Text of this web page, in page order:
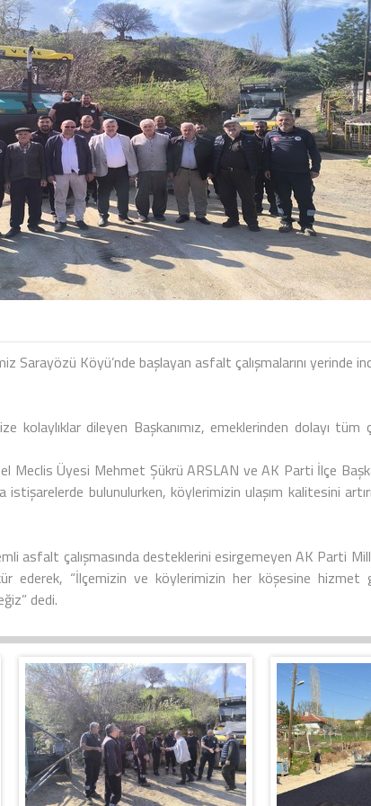
Sarayözü Köyü’nde başlayan asfalt çalışmalarını yerinde
kolaylıklar dileyen Başkanımız, emeklerinden dolayı tüm
Meclis Üyesi Mehmet Şükrü ARSLAN ve AK Parti İlçe
istişarelerde bulunulurken, köylerimizin ulaşım kalitesini
asfalt çalışmasında desteklerini esirgemeyen AK Parti
ederek, “İlçemizin ve köylerimizin her köşesine
dedi.